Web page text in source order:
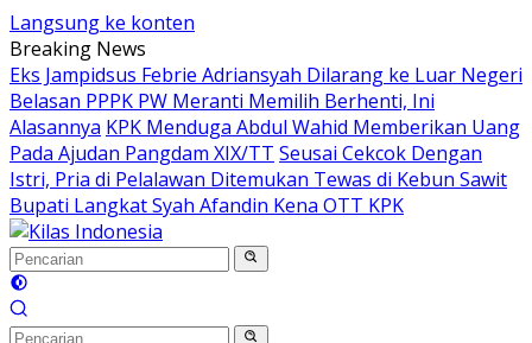
Langsung ke konten
Breaking News
Eks Jampidsus Febrie Adriansyah Dilarang ke Luar Negeri
Belasan PPPK PW Meranti Memilih Berhenti, Ini
Alasannya KPK Menduga Abdul Wahid Memberikan Uang
Pada Ajudan Pangdam XIX/TT Seusai Cekcok Dengan
Istri, Pria di Pelalawan Ditemukan Tewas di Kebun Sawit
Bupati Langkat Syah Afandin Kena OTT KPK